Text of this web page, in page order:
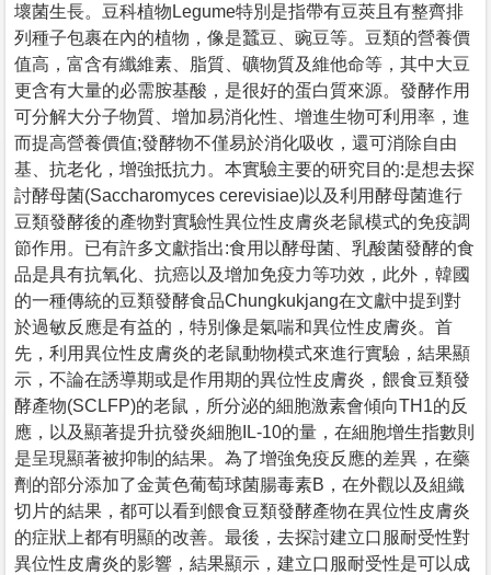
壞菌生長。豆科植物Legume特別是指帶有豆莢且有整齊排
列種子包裹在內的植物，像是蠶豆、豌豆等。豆類的營養價
值高，富含有纖維素、脂質、礦物質及維他命等，其中大豆
更含有大量的必需胺基酸，是很好的蛋白質來源。發酵作用
可分解大分子物質、增加易消化性、增進生物可利用率，進
而提高營養價值;發酵物不僅易於消化吸收，還可消除自由
基、抗老化，增強抵抗力。本實驗主要的研究目的:是想去探
討酵母菌(Saccharomyces cerevisiae)以及利用酵母菌進行
豆類發酵後的產物對實驗性異位性皮膚炎老鼠模式的免疫調
節作用。已有許多文獻指出:食用以酵母菌、乳酸菌發酵的食
品是具有抗氧化、抗癌以及增加免疫力等功效，此外，韓國
的一種傳統的豆類發酵食品Chungkukjang在文獻中提到對
於過敏反應是有益的，特別像是氣喘和異位性皮膚炎。首
先，利用異位性皮膚炎的老鼠動物模式來進行實驗，結果顯
示，不論在誘導期或是作用期的異位性皮膚炎，餵食豆類發
酵產物(SCLFP)的老鼠，所分泌的細胞激素會傾向TH1的反
應，以及顯著提升抗發炎細胞IL-10的量，在細胞增生指數則
是呈現顯著被抑制的結果。為了增強免疫反應的差異，在藥
劑的部分添加了金黃色葡萄球菌腸毒素B，在外觀以及組織
切片的結果，都可以看到餵食豆類發酵產物在異位性皮膚炎
的症狀上都有明顯的改善。最後，去探討建立口服耐受性對
異位性皮膚炎的影響，結果顯示，建立口服耐受性是可以成